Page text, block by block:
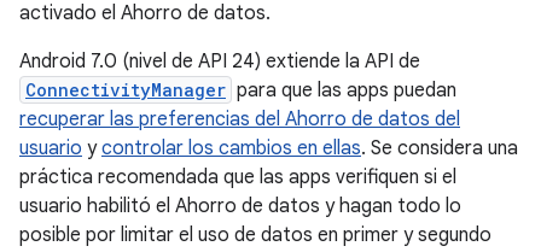
activado el Ahorro de datos.
Android 7.0 (nivel de API 24) extiende la API de
ConnectivityManager para que las apps puedan
recuperar las preferencias del Ahorro de datos del
usuario ycontrolar los cambios en ellas. Se considera una
práctica recomendada que las apps verifiquen si el
usuario habilitó el Ahorro de datos y hagan todo lo
posible por limitar el uso de datos en primer y segundo